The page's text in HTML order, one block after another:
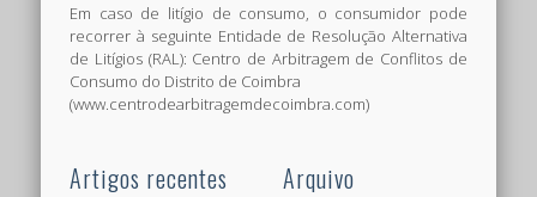
Em caso de litígio de consumo, o consumidor pode
recorrer à seguinte Entidade de Resolução Alternativa
de Litígios (RAL): Centro de Arbitragem de Conflitos de
Consumo do Distrito de Coimbra
(www.centrodearbitragemdecoimbra.com)
Artigos recentes Arquivo